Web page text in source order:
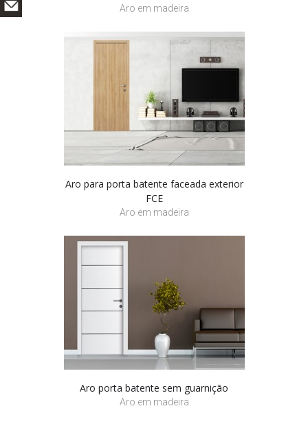
Aro em madeira
Aro para porta batente faceada exterior
FCE
Aro em madeira
Aro porta batente sem guarnição
Aro em madeira